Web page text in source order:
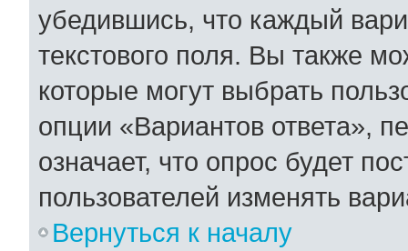
убедившись, что каждый
текстового поля. Вы также
которые могут выбрать
опции «Вариантов ответа»,
означает, что опрос будет
пользователей изменять
Вернуться к началу